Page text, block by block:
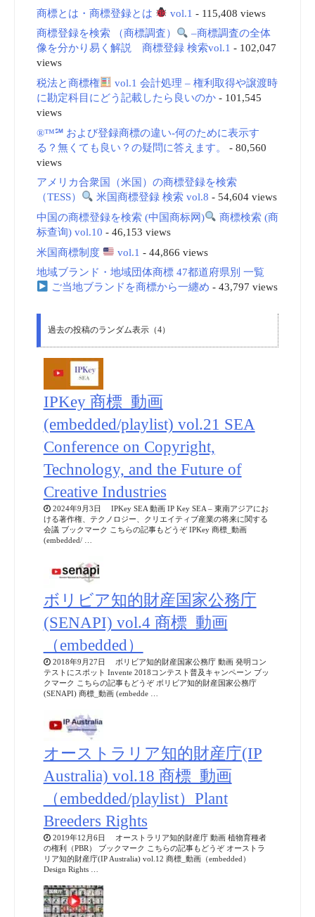
商標とは・商標登録とは
vol.1 - 115,408 views
商標登録を検索 （商標調査）
–商標調査の全体
像を分かり易く解説 商標登録 検索vol.1 - 102,047
views
税法と商標権
vol.1 会計処理 – 権利取得や譲渡時
に勘定科目にどう記載したら良いのか- 101,545
views
®™℠ および登録商標の違い-何のために表示す
る？無くても良い？の疑問に答えます。
- 80,560
views
アメリカ合衆国（米国）の商標登録を検索
（TESS）
米国商標登録 検索 vol.8 - 54,604 views
中国の商標登録を検索 (中国商标网)
商標検索 (商
标查询) vol.10 - 46,153 views
米国商標制度
vol.1 - 44,866 views
地域ブランド・地域団体商標 47都道府県別 一覧
ご当地ブランドを商標から一纏め - 43,797 views
過去の投稿のランダム表示（4）
IPKey 商標_動画
(embedded/playlist) vol.21 SEA
Conference on Copyright,
Technology, and the Future of
Creative Industries
2024年9月3日 IPKey SEA 動画 IP Key SEA – 東南アジアにお
ける著作権、テクノロジー、クリエイティブ産業の将来に関する
会議 ブックマーク こちらの記事もどうぞ IPKey 商標_動画
(embedded/ …
ボリビア知的財産国家公務庁
(SENAPI) vol.4 商標_動画
（embedded）
2018年9月27日 ボリビア知的財産国家公務庁 動画 発明コン
テストにスポット Invente 2018コンテスト普及キャンペーン ブッ
クマーク こちらの記事もどうぞ ボリビア知的財産国家公務庁
(SENAPI) 商標_動画 (embedde …
オーストラリア知的財産庁(IP
Australia) vol.18 商標_動画
（embedded/playlist）Plant
Breeders Rights
2019年12月6日 オーストラリア知的財産庁 動画 植物育種者
の権利（PBR） ブックマーク こちらの記事もどうぞ オーストラ
リア知的財産庁(IP Australia) vol.12 商標_動画（embedded）
Design Rights …